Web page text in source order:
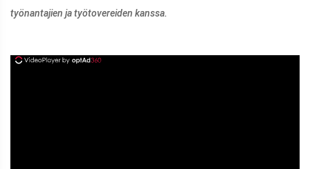
työnantajien ja työtovereiden kanssa.